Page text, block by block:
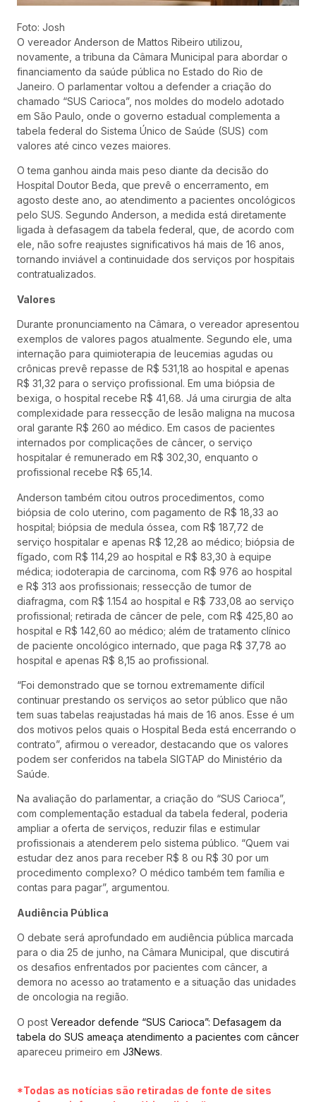
Foto: Josh
O vereador Anderson de Mattos Ribeiro utilizou,
novamente, a tribuna da Câmara Municipal para abordar o
financiamento da saúde pública no Estado do Rio de
Janeiro. O parlamentar voltou a defender a criação do
chamado “SUS Carioca”, nos moldes do modelo adotado
em São Paulo, onde o governo estadual complementa a
tabela federal do Sistema Único de Saúde (SUS) com
valores até cinco vezes maiores.
O tema ganhou ainda mais peso diante da decisão do
Hospital Doutor Beda, que prevê o encerramento, em
agosto deste ano, ao atendimento a pacientes oncológicos
pelo SUS. Segundo Anderson, a medida está diretamente
ligada à defasagem da tabela federal, que, de acordo com
ele, não sofre reajustes significativos há mais de 16 anos,
tornando inviável a continuidade dos serviços por hospitais
contratualizados.
Valores
Durante pronunciamento na Câmara, o vereador apresentou
exemplos de valores pagos atualmente. Segundo ele, uma
internação para quimioterapia de leucemias agudas ou
crônicas prevê repasse de R$ 531,18 ao hospital e apenas
R$ 31,32 para o serviço profissional. Em uma biópsia de
bexiga, o hospital recebe R$ 41,68. Já uma cirurgia de alta
complexidade para ressecção de lesão maligna na mucosa
oral garante R$ 260 ao médico. Em casos de pacientes
internados por complicações de câncer, o serviço
hospitalar é remunerado em R$ 302,30, enquanto o
profissional recebe R$ 65,14.
Anderson também citou outros procedimentos, como
biópsia de colo uterino, com pagamento de R$ 18,33 ao
hospital; biópsia de medula óssea, com R$ 187,72 de
serviço hospitalar e apenas R$ 12,28 ao médico; biópsia de
fígado, com R$ 114,29 ao hospital e R$ 83,30 à equipe
médica; iodoterapia de carcinoma, com R$ 976 ao hospital
e R$ 313 aos profissionais; ressecção de tumor de
diafragma, com R$ 1.154 ao hospital e R$ 733,08 ao serviço
profissional; retirada de câncer de pele, com R$ 425,80 ao
hospital e R$ 142,60 ao médico; além de tratamento clínico
de paciente oncológico internado, que paga R$ 37,78 ao
hospital e apenas R$ 8,15 ao profissional.
“Foi demonstrado que se tornou extremamente difícil
continuar prestando os serviços ao setor público que não
tem suas tabelas reajustadas há mais de 16 anos. Esse é um
dos motivos pelos quais o Hospital Beda está encerrando o
contrato”, afirmou o vereador, destacando que os valores
podem ser conferidos na tabela SIGTAP do Ministério da
Saúde.
Na avaliação do parlamentar, a criação do “SUS Carioca”,
com complementação estadual da tabela federal, poderia
ampliar a oferta de serviços, reduzir filas e estimular
profissionais a atenderem pelo sistema público. “Quem vai
estudar dez anos para receber R$ 8 ou R$ 30 por um
procedimento complexo? O médico também tem família e
contas para pagar”, argumentou.
Audiência Pública
O debate será aprofundado em audiência pública marcada
para o dia 25 de junho, na Câmara Municipal, que discutirá
os desafios enfrentados por pacientes com câncer, a
demora no acesso ao tratamento e a situação das unidades
de oncologia na região.
O post Vereador defende “SUS Carioca”: Defasagem da
tabela do SUS ameaça atendimento a pacientes com câncer
apareceu primeiro em J3News.
*Todas as notícias são retiradas de fonte de sites